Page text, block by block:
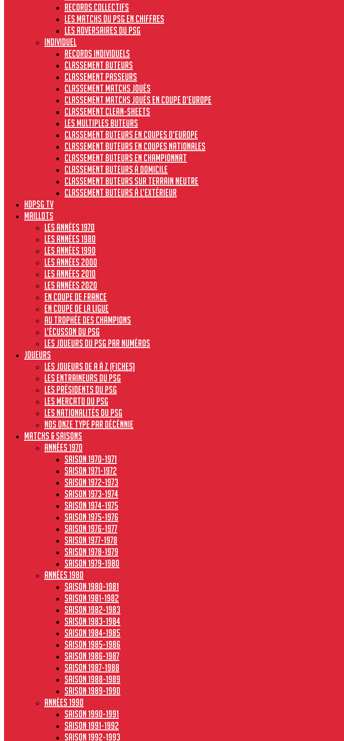
Records collectifs
Les matchs du PSG en chiffres
Les adversaires du PSG
Individuel
Records individuels
Classement buteurs
Classement passeurs
Classement matchs joués
Classement matchs joués en Coupe d’Europe
Classement clean-sheets
Les multiples buteurs
Classement buteurs en coupes d’Europe
Classement buteurs en coupes nationales
Classement buteurs en championnat
Classement buteurs à domicile
Classement buteurs sur terrain neutre
Classement buteurs à l’extérieur
HdPSG TV
MAILLOTS
Les années 1970
Les années 1980
Les années 1990
Les années 2000
Les années 2010
Les années 2020
En Coupe de France
En Coupe de la Ligue
Au Trophée des Champions
L’écusson du PSG
Les joueurs du PSG par numéros
JOUEURS
Les joueurs de A à Z (fiches)
Les entraineurs du PSG
Les présidents du PSG
Les Mercato du PSG
Les nationalités du PSG
Nos onze type par décénnie
MATCHS & SAISONS
Années 1970
Saison 1970-1971
Saison 1971-1972
Saison 1972-1973
Saison 1973-1974
Saison 1974-1975
Saison 1975-1976
Saison 1976-1977
Saison 1977-1978
Saison 1978-1979
Saison 1979-1980
Années 1980
Saison 1980-1981
Saison 1981-1982
Saison 1982-1983
Saison 1983-1984
Saison 1984-1985
Saison 1985-1986
Saison 1986-1987
Saison 1987-1988
Saison 1988-1989
Saison 1989-1990
Années 1990
Saison 1990-1991
Saison 1991-1992
Saison 1992-1993